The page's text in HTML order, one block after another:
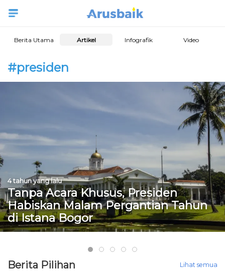
Berita Utama Artikel Infografik Video
#presiden
4 tahun yang lalu
Tanpa Acara Khusus, Presiden
Habiskan Malam Pergantian Tahun
di Istana Bogor
Berita Pilihan Lihat semua